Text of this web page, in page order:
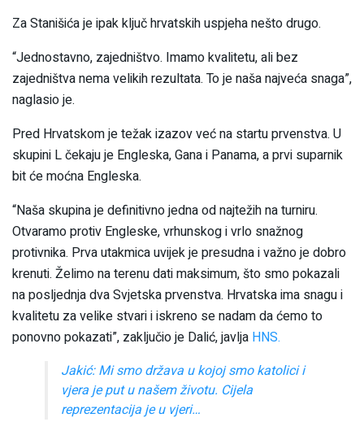
Za Stanišića je ipak ključ hrvatskih uspjeha nešto drugo.
“Jednostavno, zajedništvo. Imamo kvalitetu, ali bez
zajedništva nema velikih rezultata. To je naša najveća snaga”,
naglasio je.
Pred Hrvatskom je težak izazov već na startu prvenstva. U
skupini L čekaju je Engleska, Gana i Panama, a prvi suparnik
bit će moćna Engleska.
“Naša skupina je definitivno jedna od najtežih na turniru.
Otvaramo protiv Engleske, vrhunskog i vrlo snažnog
protivnika. Prva utakmica uvijek je presudna i važno je dobro
krenuti. Želimo na terenu dati maksimum, što smo pokazali
na posljednja dva Svjetska prvenstva. Hrvatska ima snagu i
kvalitetu za velike stvari i iskreno se nadam da ćemo to
ponovno pokazati”, zaključio je Dalić, javlja HNS.
Jakić: Mi smo država u kojoj smo katolici i
vjera je put u našem životu. Cijela
reprezentacija je u vjeri…